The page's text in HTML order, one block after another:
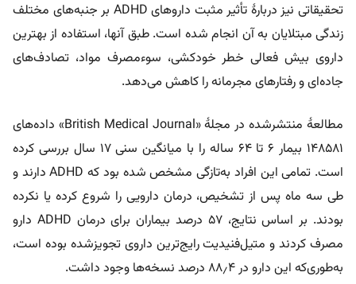
تحقیقاتی نیز دربارۀ تأثیر مثبت داروهای ADHD بر جنبه‌های مختلف
زندگی مبتلایان به آن انجام شده است. طبق آنها، استفاده از بهترین
داروی بیش فعالی خطر خودکشی، سوءمصرف مواد، تصادف‌های
جاده‌ای و رفتارهای مجرمانه را کاهش می‌دهد.
مطالعۀ منتشرشده در مجلۀ «British Medical Journal» داده‌های
۱۴۸۵۸۱ بیمار ۶ تا ۶۴ ساله را با میانگین سنی ۱۷ سال بررسی کرده
است. تمامی این افراد به‌تازگی مشخص شده بود که ADHD دارند و
طی سه ماه پس از تشخیص، درمان دارویی را شروع کرده یا نکرده
بودند. بر اساس نتایج، ۵۷ درصد بیماران برای درمان ADHD دارو
مصرف کردند و متیل‌فنیدیت رایج‌ترین داروی تجویزشده بوده است،
به‌طوری‌که این دارو در ۸۸٫۴ درصد نسخه‌ها وجود داشت.